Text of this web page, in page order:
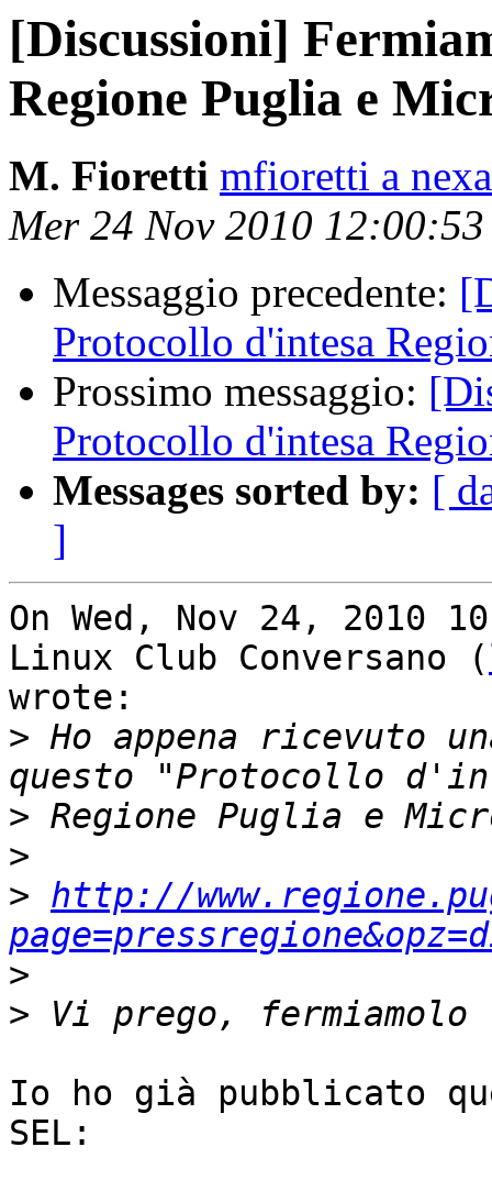
[Discussioni]
Regione Puglia e
M. Fioretti mfioretti a
Mer 24 Nov 2010
Messaggio precedente:
Protocollo d'intesa
Prossimo messaggio:
Protocollo d'intesa
Messages sorted by: [
]
On Wed, Nov 24, 2010
Linux Club Conversano (
wrote:
> Ho appena ricevuto
>
>
> http://
>
>
Io ho già pubblicato
SEL: